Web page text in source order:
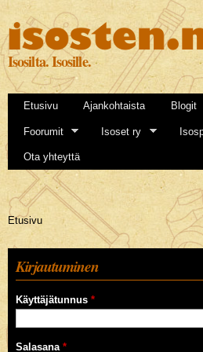
Hyppää
pääsisältöön
Isosilta. Isosille.
Etusivu Ajankohtaista Blogit
Foorumit Isoset ry
Ota yhteyttä
Olet täällä
Etusivu
Kirjautuminen
Käyttäjätunnus *
Salasana *